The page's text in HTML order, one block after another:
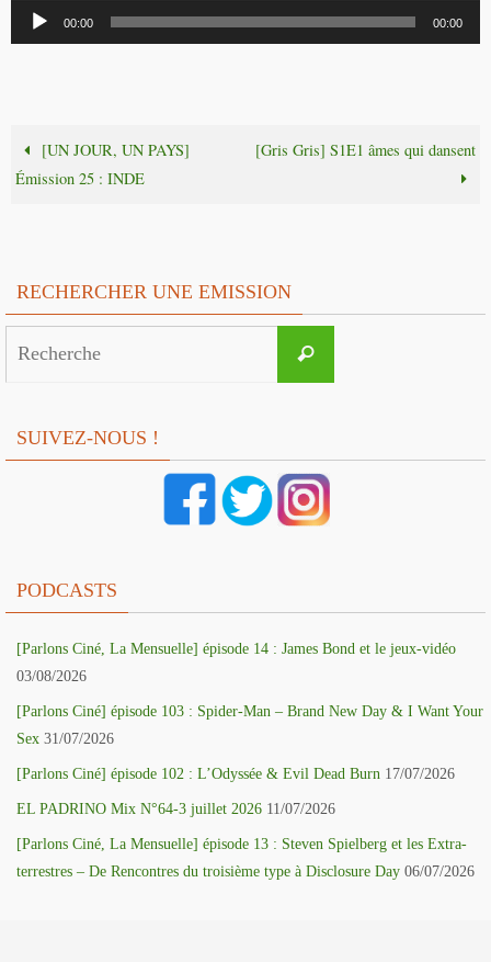
Lecteur
audio
00:00 00:00
[UN JOUR, UN PAYS]
Émission 25 : INDE
[Gris Gris] S1E1 âmes qui dansent
RECHERCHER UNE EMISSION
Recherche
SUIVEZ-NOUS !
PODCASTS
[Parlons Ciné, La Mensuelle] épisode 14 : James Bond et le jeux-vidéo
03/08/2026
[Parlons Ciné] épisode 103 : Spider-Man – Brand New Day & I Want Your
Sex 31/07/2026
[Parlons Ciné] épisode 102 : L’Odyssée & Evil Dead Burn 17/07/2026
EL PADRINO Mix N°64-3 juillet 2026 11/07/2026
[Parlons Ciné, La Mensuelle] épisode 13 : Steven Spielberg et les Extra-
terrestres – De Rencontres du troisième type à Disclosure Day 06/07/2026